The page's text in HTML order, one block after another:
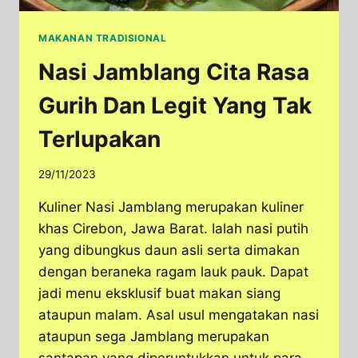
MAKANAN TRADISIONAL
Nasi Jamblang Cita Rasa
Gurih Dan Legit Yang Tak
Terlupakan
29/11/2023
Kuliner Nasi Jamblang merupakan kuliner
khas Cirebon, Jawa Barat. Ialah nasi putih
yang dibungkus daun asli serta dimakan
dengan beraneka ragam lauk pauk. Dapat
jadi menu eksklusif buat makan siang
ataupun malam. Asal usul mengatakan nasi
ataupun sega Jamblang merupakan